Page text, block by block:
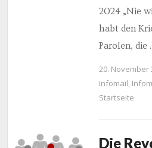
2024 „Nie
habt den
Parolen, die
20. November
Infomail,
Startseite
Die